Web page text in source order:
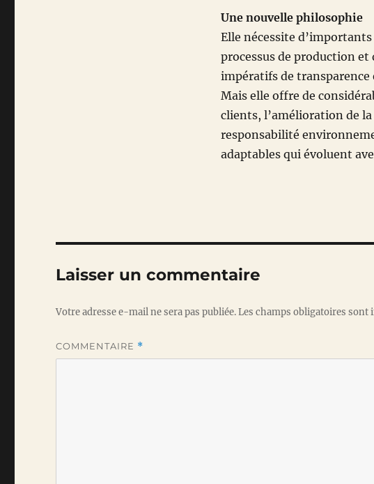
Une nouvelle philosophie
Elle nécessite
processus de production
impératifs de
Mais elle offre de
clients, l’amélioration de
responsabilité
adaptables qui évoluent
Laisser un commentaire
Votre adresse e-mail ne sera pas publiée.Les champs obligatoires sont
COMMENTAIRE *